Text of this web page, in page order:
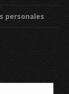
personales